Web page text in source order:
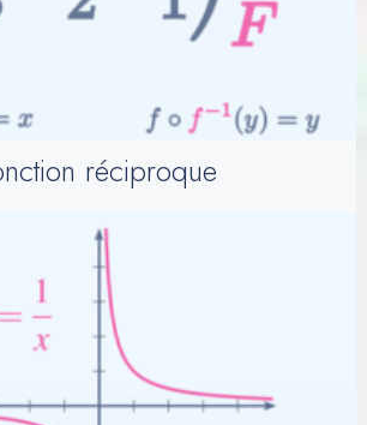
réciproque